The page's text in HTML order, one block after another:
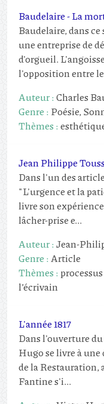
Baudelaire - La
Baudelaire, dans
une entreprise de
d'orgueil.
l'opposition entre
Auteur :Charles
Genre : Poésie,
Thèmes :
Jean Philippe
Dans l'un des
"L'urgence et la
livre son
lâcher-prise e...
Auteur :Jean-
Genre :Article
Thèmes :
l’écrivain
L'année 1817
Dans l'ouverture
Hugo se livre à
de la Restauration,
Fantine s'i...